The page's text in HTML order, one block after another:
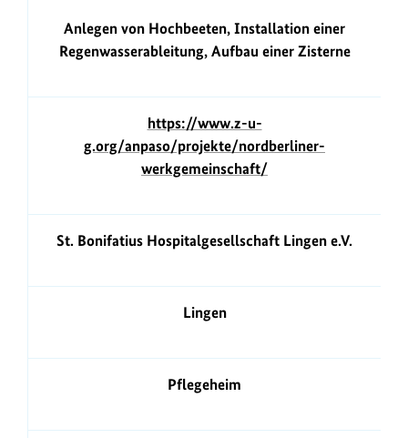
Anlegen von Hochbeeten, Installation einer
Regenwasserableitung, Aufbau einer Zisterne
https://www.z-u-
g.org/anpaso/projekte/nordberliner-
werkgemeinschaft/
St. Bonifatius Hospitalgesellschaft Lingen e.V.
Lingen
Pflegeheim